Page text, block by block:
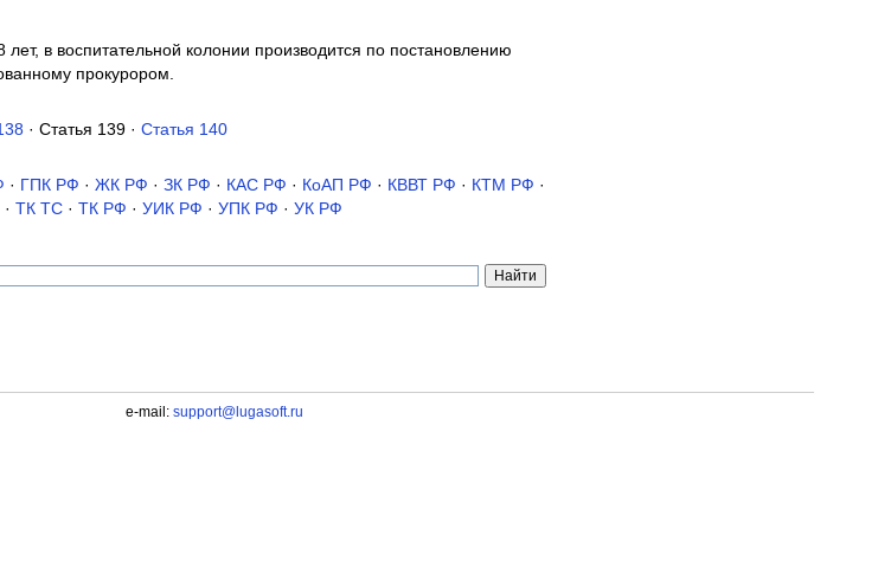
в воспитательной колонии производится по постановлению
прокурором.
· Статья 139 · Статья 140
· ГПК РФ · ЖК РФ · ЗК РФ · КАС РФ · КоАП РФ · КВВТ РФ · КТМ РФ ·
· ТК TC · ТК РФ · УИК РФ · УПК РФ · УК РФ
e-mail: support@lugasoft.ru